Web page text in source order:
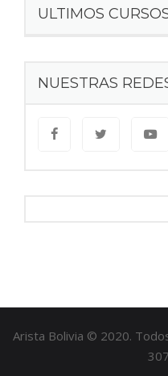
ULTIMOS
NUESTRAS
Arista Bolivia © 2020.